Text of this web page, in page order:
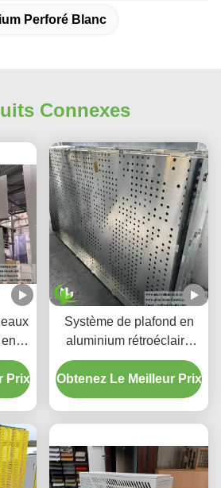
Perforé Blanc
Connexes
à
Prix
Système de plafond en
aluminium rétroéclairé
perforé personnalisé avec
boîtier LED intégré et
motifs de découpe laser
Obtenez Le Meilleur Prix